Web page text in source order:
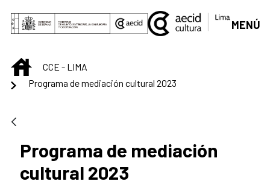
Saltar al contenido principal
MENÚ
INICIOCCE - LIMA
Programa de mediación cultural 2023
Programa de mediación
cultural 2023